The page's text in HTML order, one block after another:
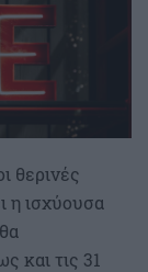
θερινές
η ισχύουσα
και τις 31